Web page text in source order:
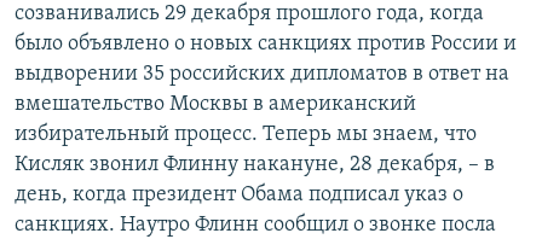
созванивались 29 декабря прошлого года, когда
было объявлено о новых санкциях против России и
выдворении 35 российских дипломатов в ответ на
вмешательство Москвы в американский
избирательный процесс. Теперь мы знаем, что
Кисляк звонил Флинну накануне, 28 декабря, – в
день, когда президент Обама подписал указ о
санкциях. Наутро Флинн сообщил о звонке посла